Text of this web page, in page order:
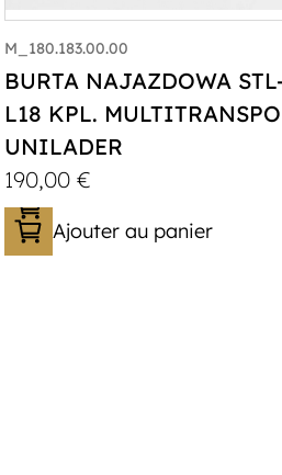
M_180.183.00.00
BURTA NAJAZDOWA
L18 KPL.
UNILADER
190,00 €
Ajouter au panier